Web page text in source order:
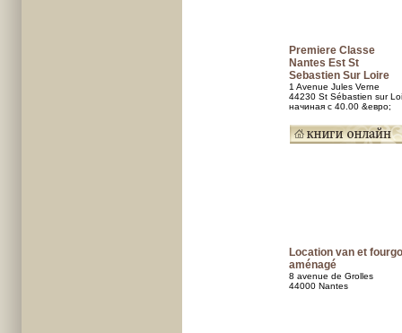
Premiere Classe
Nantes Est St
Sebastien Sur Loire
1 Avenue Jules Verne
44230 St Sébastien sur
начиная с 40.00 &евро;
Location van et
aménagé
8 avenue de Grolles
44000 Nantes